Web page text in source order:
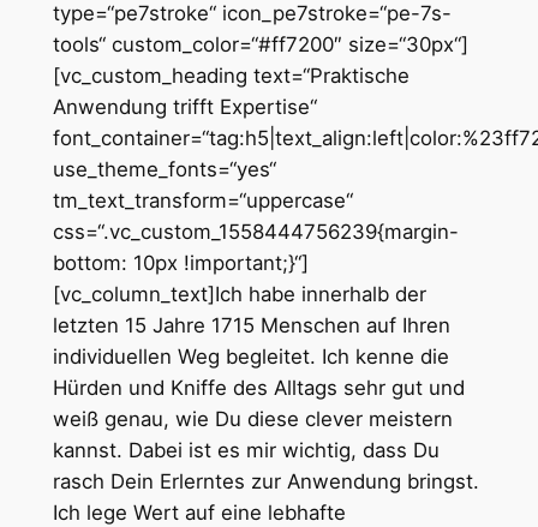
type=“pe7stroke“ icon_pe7stroke=“pe-7s-
tools“ custom_color=“#ff7200″ size=“30px“]
[vc_custom_heading text=“Praktische
Anwendung trifft Expertise“
use_theme_fonts=“yes“
tm_text_transform=“uppercase“
css=“.vc_custom_1558444756239{margin-
bottom: 10px !important;}“]
[vc_column_text]Ich habe innerhalb der
letzten 15 Jahre 1715 Menschen auf Ihren
individuellen Weg begleitet. Ich kenne die
Hürden und Kniffe des Alltags sehr gut und
weiß genau, wie Du diese clever meistern
kannst. Dabei ist es mir wichtig, dass Du
rasch Dein Erlerntes zur Anwendung bringst.
Ich lege Wert auf eine lebhafte